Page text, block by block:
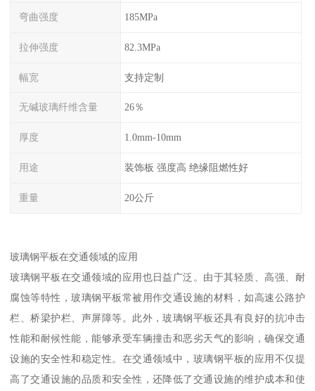
弯曲强度 185MPa
拉伸强度 82.3MPa
幅宽 支持定制
无碱玻璃纤维含量 26％
厚度 1.0mm-10mm
用途 装饰板 强度高 绝缘阻燃性好
重量 20公斤
玻璃钢平板在交通领域的应用
玻璃钢平板在交通领域的应用也日益广泛。由于其轻质、高强、耐
腐蚀等特性，玻璃钢平板常被用作交通设施的材料，如高速公路护
栏、桥梁护栏、声屏障等。此外，玻璃钢平板还具有良好的抗冲击
性能和耐候性能，能够承受车辆撞击和恶劣天气的影响，确保交通
设施的安全性和稳定性。在交通领域中，玻璃钢平板的应用不仅提
高了交通设施的品质和安全性，还降低了交通设施的维护成本和使